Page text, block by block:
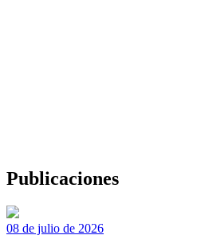
Publicaciones
08 de julio de 2026